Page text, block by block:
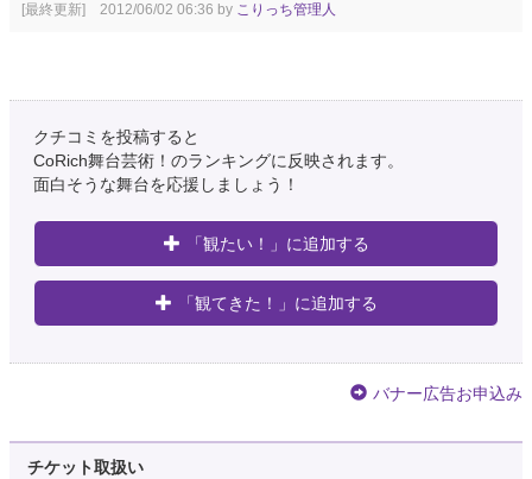
[最終更新] 2012/06/02 06:36 by こりっち管理人
クチコミを投稿すると
CoRich舞台芸術！のランキングに反映されます。
面白そうな舞台を応援しましょう！
「観たい！」に追加する
「観てきた！」に追加する
バナー広告お申込み
チケット取扱い